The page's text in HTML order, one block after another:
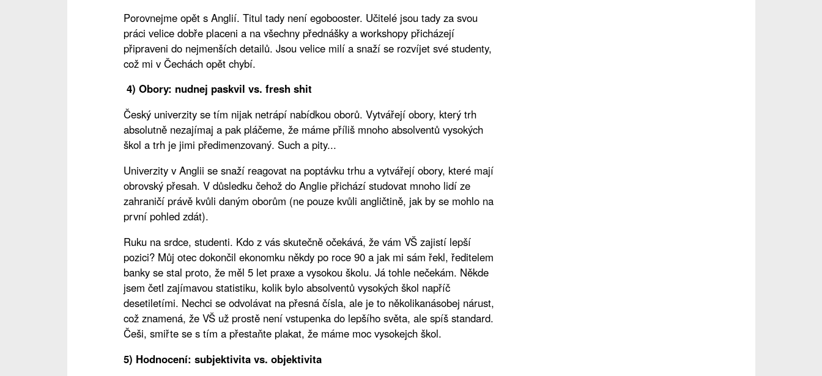
Porovnejme opět s Anglií. Titul tady není egobooster. Učitelé jsou tady za svou
práci velice dobře placeni a na všechny přednášky a workshopy přicházejí
připraveni do nejmenších detailů. Jsou velice milí a snaží se rozvíjet své studenty,
což mi v Čechách opět chybí.
4) Obory: nudnej paskvil vs. fresh shit
Český univerzity se tím nijak netrápí nabídkou oborů. Vytvářejí obory, který trh
absolutně nezajímaj a pak pláčeme, že máme příliš mnoho absolventů vysokých
škol a trh je jimi předimenzovaný. Such a pity...
Univerzity v Anglii se snaží reagovat na poptávku trhu a vytvářejí obory, které mají
obrovský přesah. V důsledku čehož do Anglie přichází studovat mnoho lidí ze
zahraničí právě kvůli daným oborům (ne pouze kvůli angličtině, jak by se mohlo na
první pohled zdát).
Ruku na srdce, studenti. Kdo z vás skutečně očekává, že vám VŠ zajistí lepší
pozici? Můj otec dokončil ekonomku někdy po roce 90 a jak mi sám řekl, ředitelem
banky se stal proto, že měl 5 let praxe a vysokou školu. Já tohle nečekám. Někde
jsem četl zajímavou statistiku, kolik bylo absolventů vysokých škol napříč
desetiletími. Nechci se odvolávat na přesná čísla, ale je to několikanásobej nárust,
což znamená, že VŠ už prostě není vstupenka do lepšího světa, ale spíš standard.
Češi, smiřte se s tím a přestaňte plakat, že máme moc vysokejch škol.
5) Hodnocení: subjektivita vs. objektivita